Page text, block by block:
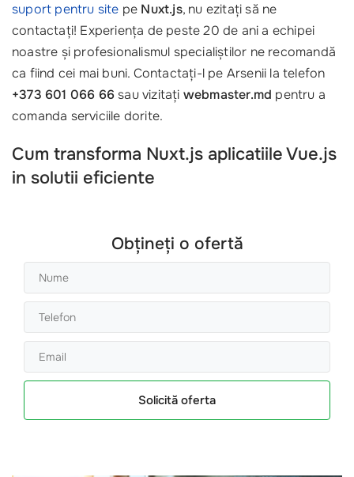
suport pentru site pe Nuxt.js, nu ezitați să ne
contactați! Experiența de peste 20 de ani a echipei
noastre și profesionalismul specialiștilor ne recomandă
ca fiind cei mai buni. Contactați-l pe Arsenii la telefon
+373 601 066 66sau vizitați webmaster.md pentru a
comanda serviciile dorite.
Cum transforma Nuxt.js aplicatiile Vue.js
in solutii eficiente
Obțineți o ofertă
Solicită oferta